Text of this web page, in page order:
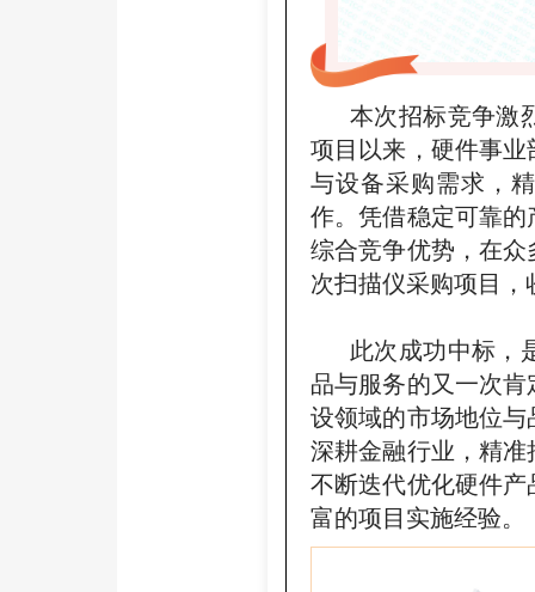
本次招标竞争激
项目以来，硬件事
与设备采购需求，
作。凭借稳定可靠
综合竞争优势，在
次扫描仪采购项目
此次成功中标，
品与服务的又一次
设领域的市场地位
深耕金融行业，精
不断迭代优化硬件
富的项目实施经验。